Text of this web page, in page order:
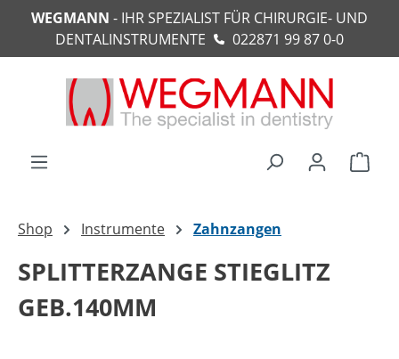
springen
WEGMANN - IHR SPEZIALIST FÜR CHIRURGIE- UND
DENTALINSTRUMENTE
022871 99 87 0-0
Shop Instrumente Zahnzangen
SPLITTERZANGE STIEGLITZ
GEB.140MM